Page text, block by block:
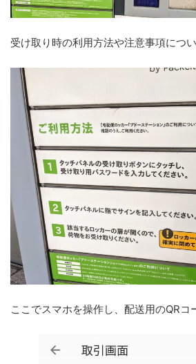
受け取り時の利用方法や注意事項につ
ここでスマホを操作し、配送用のQRコ